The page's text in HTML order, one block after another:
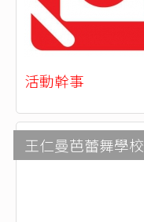
活動幹事
王仁曼芭蕾舞學校